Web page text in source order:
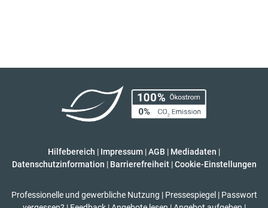
Hilfebereich | Impressum |AGB | Mediadaten |
Datenschutzinformation | Barrierefreiheit | Cookie-Einstellungen
Professionelle und gewerbliche Nutzung | Pressespiegel | Passwort